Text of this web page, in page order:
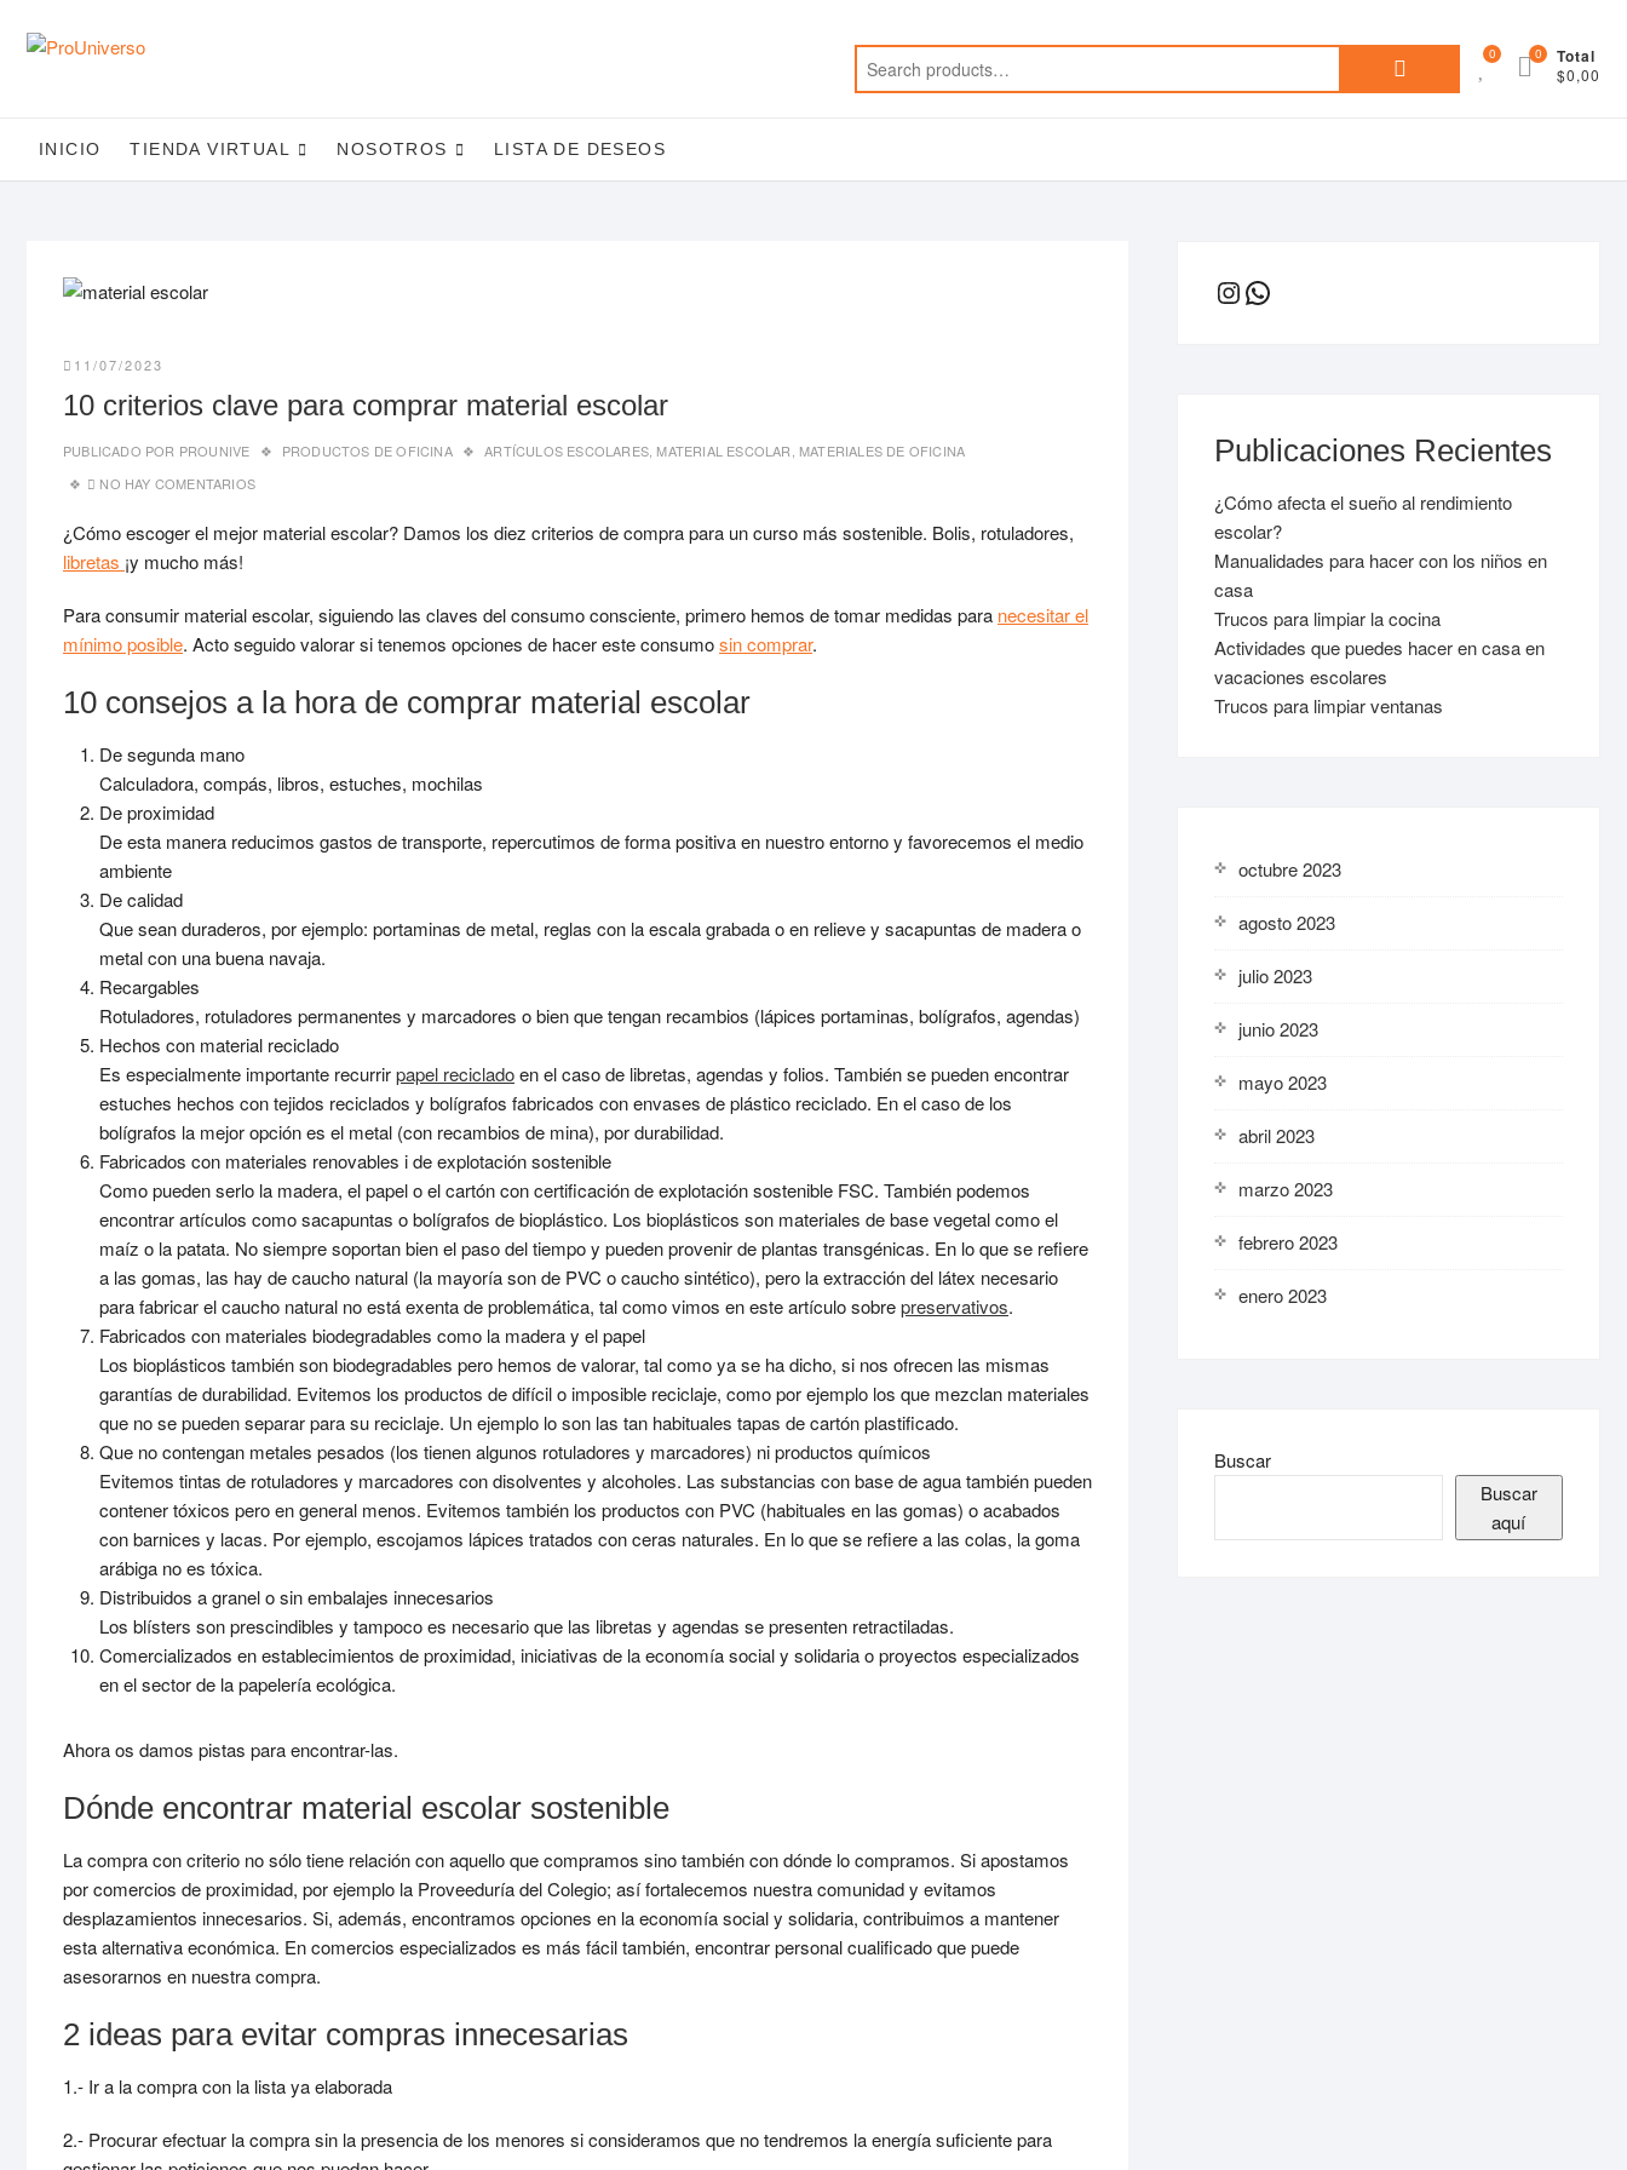
Virtual
de
Search
0 Total
$0,00
0
INICIO TIENDA VIRTUAL NOSOTROS LISTA DE DESEOS
11/07/2023
10 criterios clave para comprar material escolar
PUBLICADO POR PROUNIVE PRODUCTOS DE OFICINA ARTÍCULOS ESCOLARES MATERIAL ESCOLAR MATERIALES DE OFICINA
NO HAY COMENTARIOS
¿Cómo escoger el mejor material escolar? Damos los diez criterios de compra para un curso más sostenible. Bolis, rotuladores,
libretas ¡y mucho más!
Para consumir material escolar, siguiendo las claves del consumo consciente, primero hemos de tomar medidas para necesitar el
mínimo posible. Acto seguido valorar si tenemos opciones de hacer este consumosin comprar.
10 consejos a la hora de comprar material escolar
De segunda mano
Calculadora, compás, libros, estuches, mochilas
De proximidad
De esta manera reducimos gastos de transporte, repercutimos de forma positiva en nuestro entorno y favorecemos el medio
ambiente
De calidad
Que sean duraderos, por ejemplo: portaminas de metal, reglas con la escala grabada o en relieve y sacapuntas de madera o
metal con una buena navaja.
Recargables
Rotuladores, rotuladores permanentes y marcadores o bien que tengan recambios (lápices portaminas, bolígrafos, agendas)
Hechos con material reciclado
Es especialmente importante recurrirpapel recicladoen el caso de libretas, agendas y folios. También se pueden encontrar
estuches hechos con tejidos reciclados y bolígrafos fabricados con envases de plástico reciclado. En el caso de los
bolígrafos la mejor opción es el metal (con recambios de mina), por durabilidad.
Fabricados con materiales renovables i de explotación sostenible
Como pueden serlo la madera, el papel o el cartón con certificación de explotación sostenible FSC. También podemos
encontrar artículos como sacapuntas o bolígrafos de bioplástico. Los bioplásticos son materiales de base vegetal como el
maíz o la patata. No siempre soportan bien el paso del tiempo y pueden provenir de plantas transgénicas. En lo que se refiere
a las gomas, las hay de caucho natural (la mayoría son de PVC o caucho sintético), pero la extracción del látex necesario
para fabricar el caucho natural no está exenta de problemática, tal como vimos en este artículo sobrepreservativos.
Fabricados con materiales biodegradables como la madera y el papel
Los bioplásticos también son biodegradables pero hemos de valorar, tal como ya se ha dicho, si nos ofrecen las mismas
garantías de durabilidad. Evitemos los productos de difícil o imposible reciclaje, como por ejemplo los que mezclan materiales
que no se pueden separar para su reciclaje. Un ejemplo lo son las tan habituales tapas de cartón plastificado.
Que no contengan metales pesados (los tienen algunos rotuladores y marcadores) ni productos químicos
Evitemos tintas de rotuladores y marcadores con disolventes y alcoholes. Las substancias con base de agua también pueden
contener tóxicos pero en general menos. Evitemos también los productos con PVC (habituales en las gomas) o acabados
con barnices y lacas. Por ejemplo, escojamos lápices tratados con ceras naturales. En lo que se refiere a las colas, la goma
arábiga no es tóxica.
Distribuidos a granel o sin embalajes innecesarios
Los blísters son prescindibles y tampoco es necesario que las libretas y agendas se presenten retractiladas.
Comercializados en establecimientos de proximidad, iniciativas de la economía social y solidaria o proyectos especializados
en el sector de la papelería ecológica.
Ahora os damos pistas para encontrar-las.
Dónde encontrar material escolar sostenible
La compra con criterio no sólo tiene relación con aquello que compramos sino también con dónde lo compramos. Si apostamos
por comercios de proximidad, por ejemplo la Proveeduría del Colegio; así fortalecemos nuestra comunidad y evitamos
desplazamientos innecesarios. Si, además, encontramos opciones en la economía social y solidaria, contribuimos a mantener
esta alternativa económica. En comercios especializados es más fácil también, encontrar personal cualificado que puede
asesorarnos en nuestra compra.
2 ideas para evitar compras innecesarias
1.- Ir a la compra con la lista ya elaborada
2.- Procurar efectuar la compra sin la presencia de los menores si consideramos que no tendremos la energía suficiente para
Instagram
WhatsApp
Publicaciones Recientes
¿Cómo afecta el sueño al rendimiento
escolar?
Manualidades para hacer con los niños en
casa
Trucos para limpiar la cocina
Actividades que puedes hacer en casa en
vacaciones escolares
Trucos para limpiar ventanas
octubre 2023
agosto 2023
julio 2023
junio 2023
mayo 2023
abril 2023
marzo 2023
febrero 2023
enero 2023
Buscar
Buscar
aquí